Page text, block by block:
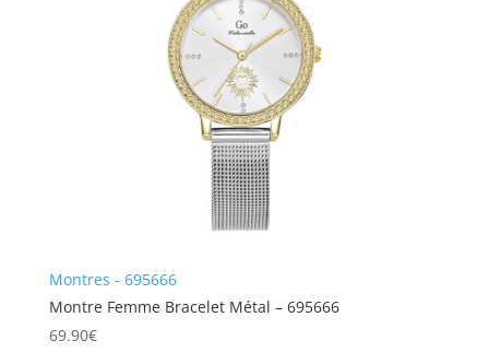
Montres - 695666
Montre Femme Bracelet Métal – 695666
69.90€